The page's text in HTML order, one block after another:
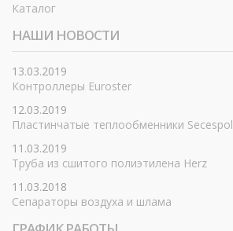
Каталог
НАШИ НОВОСТИ
13.03.2019
Контроллеры Euroster
12.03.2019
Пластинчатые теплообменники Secespol
11.03.2019
Труба из сшитого полиэтилена Herz
11.03.2018
Сепараторы воздуха и шлама